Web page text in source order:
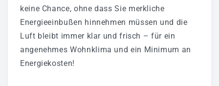
keine Chance, ohne dass Sie merkliche
Energieeinbußen hinnehmen müssen und die
Luft bleibt immer klar und frisch – für ein
angenehmes Wohnklima und ein Minimum an
Energiekosten!